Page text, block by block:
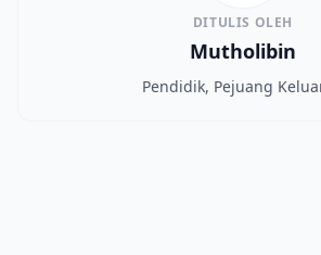
DITULIS OLEH
Mutholibin
Pendidik, Pejuang